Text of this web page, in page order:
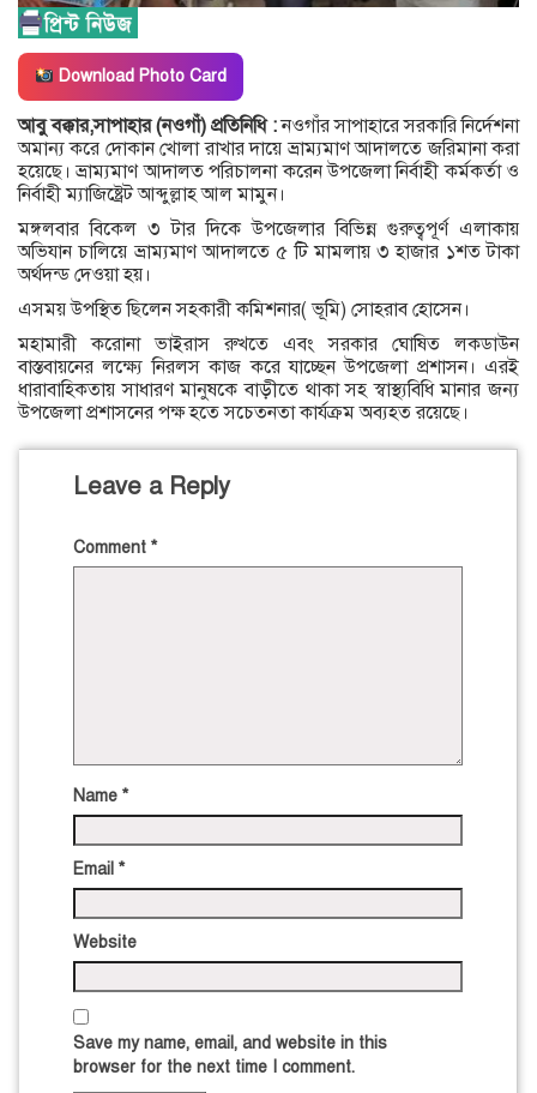
Download Photo Card
আবু বক্কার,সাপাহার (নওগাঁ) প্রতিনিধি :নওগাঁর সাপাহারে সরকারি নির্দেশনা
অমান্য করে দোকান খোলা রাখার দায়ে ভ্রাম্যমাণ আদালতে জরিমানা করা
হয়েছে। ভ্রাম্যমাণ আদালত পরিচালনা করেন উপজেলা নির্বাহী কর্মকর্তা ও
নির্বাহী ম্যাজিষ্ট্রেট আব্দুল্লাহ আল মামুন।
মঙ্গলবার বিকেল ৩ টার দিকে উপজেলার বিভিন্ন গুরুত্বপূর্ণ এলাকায়
অভিযান চালিয়ে ভ্রাম্যমাণ আদালতে ৫ টি মামলায় ৩ হাজার ১শত টাকা
অর্থদন্ড দেওয়া হয়।
এসময় উপস্থিত ছিলেন সহকারী কমিশনার( ভূমি) সোহরাব হোসেন।
মহামারী করোনা ভাইরাস রুখতে এবং সরকার ঘোষিত লকডাউন
বাস্তবায়নের লক্ষ্যে নিরলস কাজ করে যাচ্ছেন উপজেলা প্রশাসন। এরই
ধারাবাহিকতায় সাধারণ মানুষকে বাড়ীতে থাকা সহ স্বাস্থ্যবিধি মানার জন্য
উপজেলা প্রশাসনের পক্ষ হতে সচেতনতা কার্যক্রম অব্যহত রয়েছে।
Leave a Reply
Comment *
Name *
Email *
Website
Save my name, email, and website in this
browser for the next time I comment.